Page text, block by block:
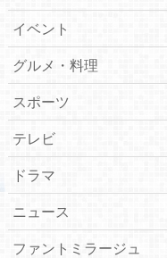
イベント
グルメ・料理
スポーツ
テレビ
ドラマ
ニュース
ファントミラージュ